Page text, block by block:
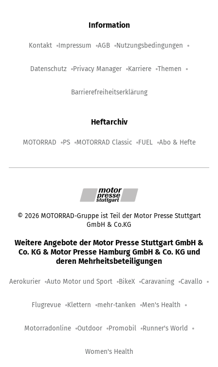
Information
Kontakt Impressum AGB Nutzungsbedingungen
Datenschutz Privacy Manager Karriere Themen
Barrierefreiheitserklärung
Heftarchiv
MOTORRAD PS MOTORRAD Classic FUEL Abo & Hefte
© 2026 MOTORRAD-Gruppe ist Teil der Motor Presse Stuttgart
GmbH & Co.KG
Weitere Angebote der Motor Presse Stuttgart GmbH &
Co. KG & Motor Presse Hamburg GmbH & Co. KG und
deren Mehrheitsbeteiligungen
Aerokurier Auto Motor und Sport BikeX Caravaning Cavallo
Flugrevue Klettern mehr-tanken Men's Health
Motorradonline Outdoor Promobil Runner's World
Women's Health